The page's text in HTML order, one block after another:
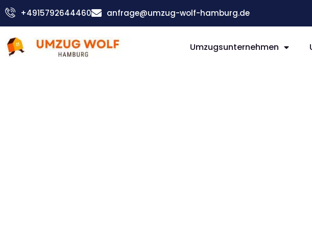
Zum
Inhalt
+4915792644460 anfrage@umzug-wolf-hamburg.de
Umzugsunternehmen